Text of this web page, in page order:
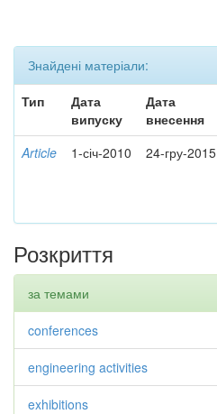
Знайдені матеріали:
Тип
Дата
випуску
Дата
внесення
Article 1-січ-2010 24-гру-2015
Розкриття
за темами
conferences
engineering activities
exhibitions